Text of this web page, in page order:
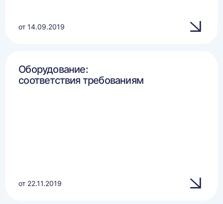
от 14.09.2019
Оборудование:
соответствия требованиям
от 22.11.2019